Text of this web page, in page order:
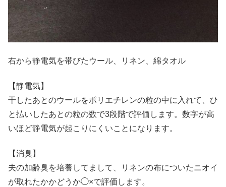
右から静電気を帯びたウール、リネン、綿タオル
【静電気】
干したあとのウールをポリエチレンの粒の中に入れて、ひ
と払いしたあとの粒の数で3段階で評価します。数字が高
いほど静電気が起こりにくいことになります。
【消臭】
夫の加齢臭を培養してまして、リネンの布についたニオイ
が取れたかかどうか◯×で評価します。